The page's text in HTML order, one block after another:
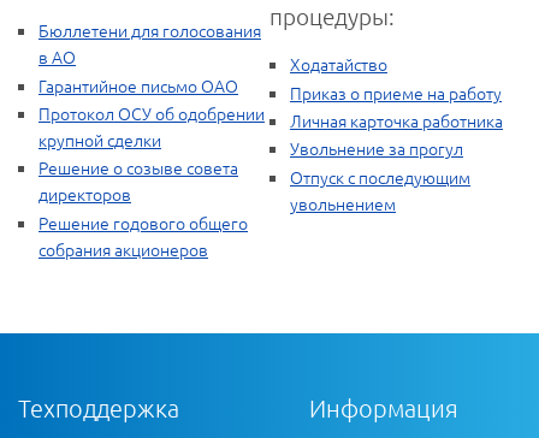
Бюллетени для голосования
в АО
Гарантийное письмо ОАО
Протокол ОСУ об одобрении
крупной сделки
Решение о созыве совета
директоров
Решение годового общего
собрания акционеров
процедуры:
Ходатайство
Приказ о приеме на работу
Личная карточка работника
Увольнение за прогул
Отпуск с последующим
увольнением
Техподдержка Информация